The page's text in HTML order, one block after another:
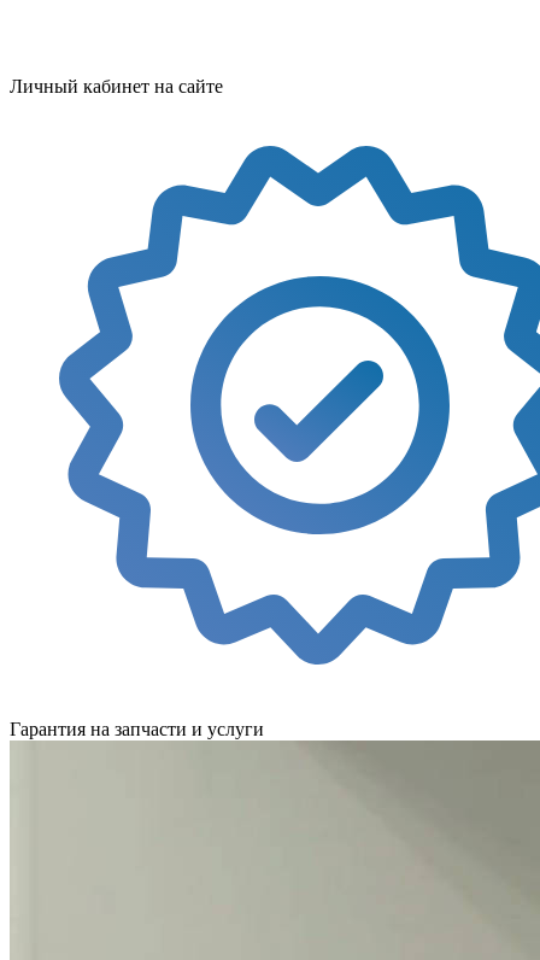
Личный кабинет на сайте
Гарантия на запчасти и услуги